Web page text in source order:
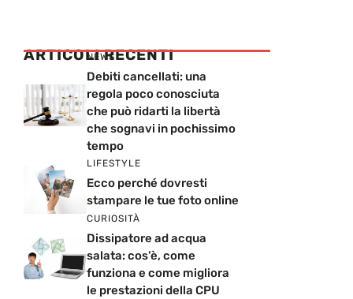
ARTICOLI RECENTI
NEWS
Debiti cancellati: una
regola poco conosciuta
che può ridarti la libertà
che sognavi in pochissimo
tempo
LIFESTYLE
Ecco perché dovresti
stampare le tue foto online
CURIOSITÀ
Dissipatore ad acqua
salata: cos’è, come
funziona e come migliora
le prestazioni della CPU